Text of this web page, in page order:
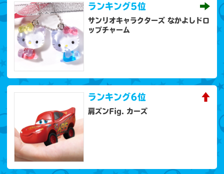
ランキング5位
サンリオキャラクターズ なかよしドロ
ップチャーム
ランキング6位
肩ズンFig. カーズ